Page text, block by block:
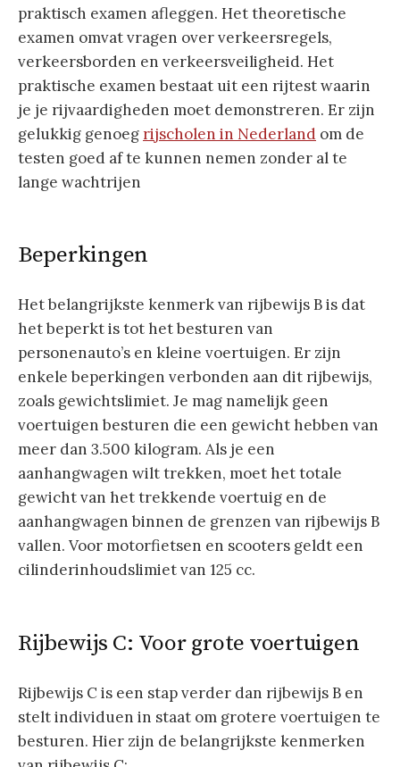
praktisch examen afleggen. Het theoretische
examen omvat vragen over verkeersregels,
verkeersborden en verkeersveiligheid. Het
praktische examen bestaat uit een rijtest waarin
je je rijvaardigheden moet demonstreren. Er zijn
gelukkig genoegrijscholen in Nederland om de
testen goed af te kunnen nemen zonder al te
lange wachtrijen
Beperkingen
Het belangrijkste kenmerk van rijbewijs B is dat
het beperkt is tot het besturen van
personenauto’s en kleine voertuigen. Er zijn
enkele beperkingen verbonden aan dit rijbewijs,
zoals gewichtslimiet. Je mag namelijk geen
voertuigen besturen die een gewicht hebben van
meer dan 3.500 kilogram. Als je een
aanhangwagen wilt trekken, moet het totale
gewicht van het trekkende voertuig en de
aanhangwagen binnen de grenzen van rijbewijs B
vallen. Voor motorfietsen en scooters geldt een
cilinderinhoudslimiet van 125 cc.
Rijbewijs C: Voor grote voertuigen
Rijbewijs C is een stap verder dan rijbewijs B en
stelt individuen in staat om grotere voertuigen te
besturen. Hier zijn de belangrijkste kenmerken